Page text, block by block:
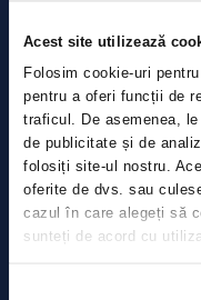
Acest site utilizează
Folosim cookie-uri
pentru a oferi funcții de
traficul. De asemenea,
de publicitate și de
folosiți site-ul nostru.
oferite de dvs. sau
cazul în care alegeți să
sunteți de acord cu
Press releases
Privacy Policy
Contact
Data Processing policy